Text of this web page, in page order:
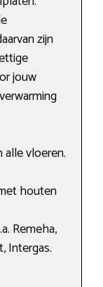
zijn
jouw
vloeren.
houten
Remeha,
Intergas.